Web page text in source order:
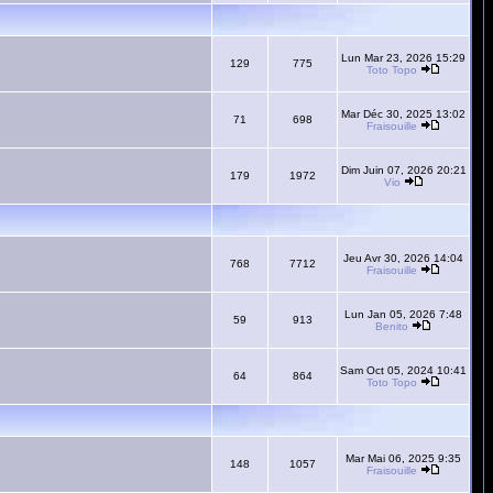
129 775
Lun Mar 23, 2026 15:29
Toto Topo
71 698
Mar Déc 30, 2025 13:02
Fraisouille
179 1972
Dim Juin 07, 2026 20:21
Vio
768 7712
Jeu Avr 30, 2026 14:04
Fraisouille
59 913
Lun Jan 05, 2026 7:48
Benito
64 864
Sam Oct 05, 2024 10:41
Toto Topo
148 1057
Mar Mai 06, 2025 9:35
Fraisouille